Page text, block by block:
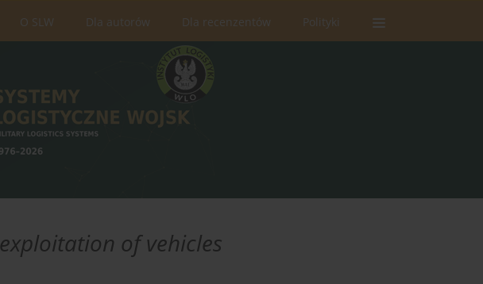
O SLW Dla autorów Dla recenzentów Polityki
exploitation of vehicles